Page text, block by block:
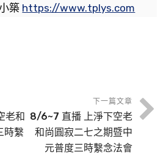
悟道報父 悟道法師主
禮塔救母 悟道法師主
集） 2021/7/26 台灣
小築 檔名：WD20-053-
鑿井報父 悟道法師主
集） 2021/7/25 台灣
小築 檔名：WD20-053-
合禮嗎
想幫忙他，為何被他拒絕了
，師長不在了，他的信仰更
信仰就動搖改變了。是何原
築 https://www.tplys.com
老和
時繫
下一篇文章
8/6~7 直播 上淨下空老
和尚圓寂二七之期暨中
元普度三時繫念法會